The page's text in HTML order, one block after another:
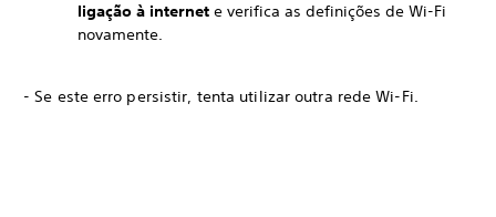
ligação à internet e verifica as definições de Wi-Fi
novamente.
- Se este erro persistir, tenta utilizar outra rede Wi-Fi.